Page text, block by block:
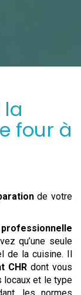
la
four à
de votre
qu’une seule
de la cuisine. Il
CHRdont vous
locaux et le type